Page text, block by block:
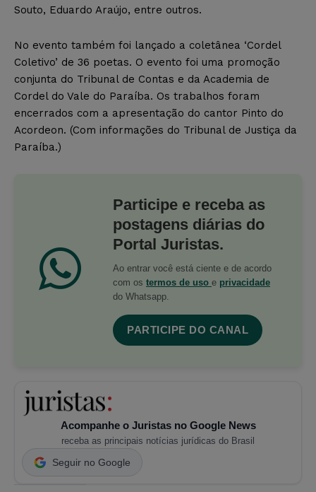
Souto, Eduardo Araújo, entre outros.
No evento também foi lançado a coletânea ‘Cordel
Coletivo’ de 36 poetas. O evento foi uma promoção
conjunta do Tribunal de Contas e da Academia de
Cordel do Vale do Paraíba. Os trabalhos foram
encerrados com a apresentação do cantor Pinto do
Acordeon. (Com informações do Tribunal de Justiça da
Paraíba.)
Participe e receba as
postagens diárias do
Portal Juristas.
Ao entrar você está ciente e de acordo
com os termos de uso e privacidade
do Whatsapp.
PARTICIPE DO CANAL
Acompanhe o Juristas no Google News
receba as principais notícias jurídicas do Brasil
Seguir no Google